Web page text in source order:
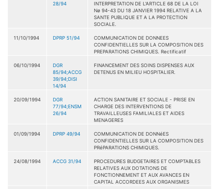
28/94
INTERPRETATION DE L'ARTICLE 68 DE LA LOI
Nø 94-43 DU 18 JANVIER 1994 RELATIVE A LA
SANTE PUBLIQUE ET A LA PROTECTION
SOCIALE.
11/10/1994 DPRP 51/94
COMMUNICATION DE DONNEES
CONFIDENTIELLES SUR LA COMPOSITION DES
PREPARATIONS CHIMIQUES. Rectificatif
06/10/1994
DGR
85/94;ACCG
39/94;DISI
14/94
FINANCEMENT DES SOINS DISPENSES AUX
DETENUS EN MILIEU HOSPITALIER.
20/09/1994
DGR
77/94;ENSM
26/94
ACTION SANITAIRE ET SOCIALE - PRISE EN
CHARGE DES INTERVENTIONS DE
TRAVAILLEUSES FAMILIALES ET AIDES
MENAGERES
01/09/1994 DPRP 49/94
COMMUNICATION DE DONNéES
CONFIDENTIELLES SUR LA COMPOSITION DES
PRéPARATIONS CHIMIQUES.
24/08/1994 ACCG 31/94
PROCEDURES BUDGETAIRES ET COMPTABLES
RELATIVES AUX DOTATIONS DE
FONCTIONNEMENT ET AUX AVANCES EN
CAPITAL ACCORDEES AUX ORGANISMES